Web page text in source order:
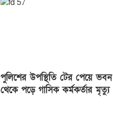
পুলিশের উপস্থিতি টের পেয়ে ভবন
থেকে পড়ে গাসিক কর্মকর্তার মৃত্যু